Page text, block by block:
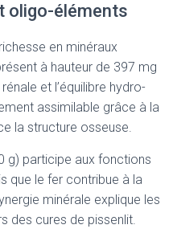
oligo-éléments
en minéraux
à hauteur de 397 mg
et l’équilibre hydro-
assimilable grâce à la
la structure osseuse.
g) participe aux fonctions
que le fer contribue à la
minérale explique les
des cures de pissenlit.